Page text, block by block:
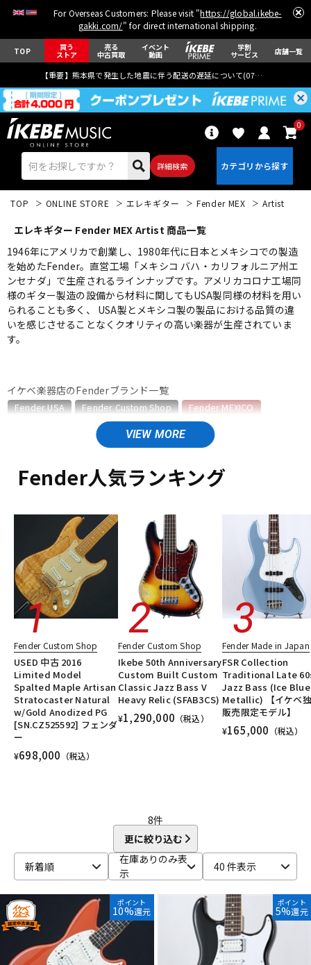
For Overseas Customers: Please visit "https://global.ikebe-
gakki.com/" for direct international shipping.
TOP 買う
ストア
売る
中古買取
イベント
動画
学割
サービス 店舗一覧
【重要】熊本県で発生した地震に伴う配送の遅延について(07月29日
詳細検索
0
エレキギター アコギ/エレアコ
ベース ウクレレ
キーボード 電子ピアノ
管楽器 その他楽器
アンプ エフェクター
DJ機器
DTM オンライン納品 レコーディング機器
配信/ライブ機器 楽器アクセサリ
中古 ヴィンテージ
TOP ONLINE STORE エレキギター Fender MEX Artist
エレキギター Fender MEX Artist 商品一覧
1946年にアメリカで創業し、1980年代に日本とメキシコでの製造
を始めたFender。直営工場「メキシコ バハ・カリフォルニア州エ
ンセナダ」で生産されるラインナップです。アメリカコロナ工場同
様のギター製造の設備から材料に関してもUSA製同様の材料を用い
られることも多く、 USA製とメキシコ製の製品における品質の違
いを感じさせることなくクオリティの高い楽器が生産されていま
す。
イケベ楽器店のFenderブランド一覧
Fender USA Fender Custom Shop
Fender MEXICO
Fender Made in Japan
Fender Standard Series
Fender Japan
Fender MEXICOのカテゴリ
エレキギター/#Player/Player II
エレキギター/#Player Plus
ベース/#Vintera/Vintera II
ベース/#Player/Player II
ユーズド
ヴィンテージ ALL
Fender人気ランキング
Fender Custom Shop
USED 中古 2016
Limited Model
Spalted Maple Artisan
Stratocaster Natural
w/Gold Anodized PG
[SN.CZ525592] フェンダ
ー
¥698,000 （税込）
Fender Custom Shop
Ikebe 50th Anniversary
Custom Built Custom
Classic Jazz Bass V
Heavy Relic (SFAB3CS)
¥1,290,000 （税込）
Fender Made in Japan
FSR Collection
Traditional Late
Jazz Bass (Ice Blue
Metallic) 【イケベ
販売限定モデル】
¥165,000 （税込）
8件
更に絞り込む
新着順
在庫ありのみ表
示
40 件表示
ポイント
10%還元
ポイント
5%還元